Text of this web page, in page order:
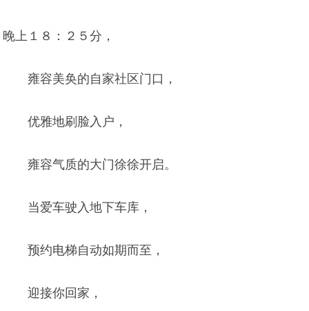
晚上１８：２５分，
雍容美奂的自家社区门口，
优雅地刷脸入户，
雍容气质的大门徐徐开启。
当爱车驶入地下车库，
预约电梯自动如期而至，
迎接你回家，